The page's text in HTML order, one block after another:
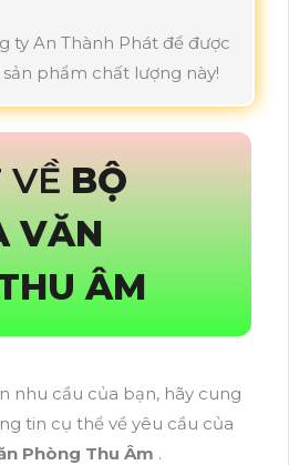
ty An Thành Phát để được
phẩm chất lượng này!
VỀBỘ
VĂN
ÂM
nhu cầu của bạn, hãy cung
tin cụ thể về yêu cầu của
Phòng Thu Âm .